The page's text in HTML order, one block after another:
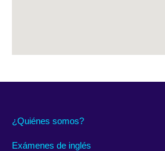
¿Quiénes somos?
Exámenes de inglés